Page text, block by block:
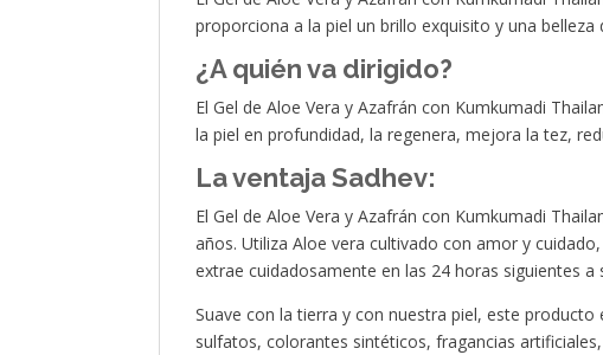
proporciona a la piel un brillo exquisito y una belleza
¿A quién va dirigido?
El Gel de Aloe Vera y Azafrán con Kumkumadi
la piel en profundidad, la regenera, mejora la tez,
La ventaja Sadhev:
El Gel de Aloe Vera y Azafrán con Kumkumadi
años. Utiliza Aloe vera cultivado con amor y
extrae cuidadosamente en las 24 horas siguientes
Suave con la tierra y con nuestra piel, este
sulfatos, colorantes sintéticos, fragancias